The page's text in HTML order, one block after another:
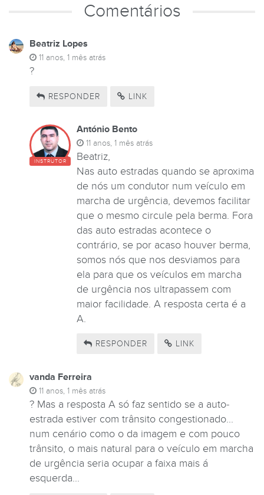
Comentários
Beatriz Lopes
11 anos, 1 mês atrás
?
RESPONDER LINK
INSTRUTOR
António Bento
11 anos, 1 mês atrás
Beatriz,
Nas auto estradas quando se aproxima
de nós um condutor num veículo em
marcha de urgência, devemos facilitar
que o mesmo circule pela berma. Fora
das auto estradas acontece o
contrário, se por acaso houver berma,
somos nós que nos desviamos para
ela para que os veículos em marcha
de urgência nos ultrapassem com
maior facilidade. A resposta certa é a
A.
RESPONDER LINK
vanda Ferreira
11 anos, 1 mês atrás
? Mas a resposta A só faz sentido se a auto-
estrada estiver com trânsito congestionado...
num cenário como o da imagem e com pouco
trânsito, o mais natural para o veículo em marcha
de urgência seria ocupar a faixa mais á
esquerda...